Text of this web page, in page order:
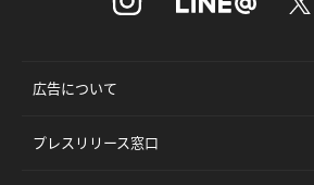
広告について
プレスリリース窓口